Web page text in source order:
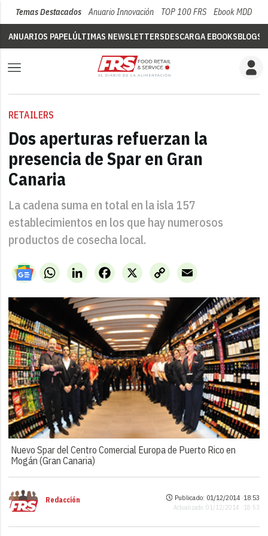
Temas Destacados Anuario Innovación TOP 100 FRS Ebook MDD
ANUARIOS PAPELÚLTIMAS NEWSLETTERSDESCARGA EBOOKSBLOGS
RETAILERS
Dos aperturas refuerzan la
presencia de Spar en Gran
Canaria
La cadena suma en total en la isla 157
establecimientos en los que hay numerosos
productos de cosecha local.
WhatsAppLinkedIn X
Facebook
Copy
Link
Email
Nuevo Spar del Centro Comercial Europa de Puerto Rico en
Mogán (Gran Canaria)
Redacción Publicado: 01/12/2014 ·18:53
Actualizado: 01/12/2014 · 18:53